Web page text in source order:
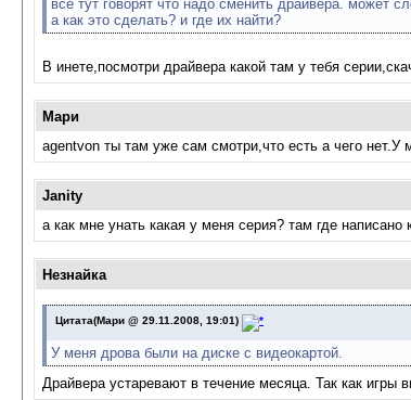
все тут говорят что надо сменить драйвера. может
а как это сделать? и где их найти?
В инете,посмотри драйвера какой там у тебя
Мари
agentvon ты там уже сам смотри,что есть а чего нет.У
Janity
а как мне унать какая у меня серия? там где
Незнайка
Цитата(Мари @ 29.11.2008, 19:01)
У меня дрова были на диске с видеокартой.
Драйвера устаревают в течение месяца. Так как игры